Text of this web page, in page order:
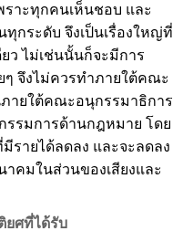
ราะทุกคนเห็นชอบ และ
ทุกระดับ จึงเป็นเรื่องใหญ่ที่
ว ไม่เช่นนั้นก็จะมีการ
ๆ จึงไม่ควรทำภายใต้คณะ
ายใต้คณะอนุกรรมาธิการ
รมการด้านกฎหมาย โดย
รายได้ลดลง และจะลดลง
าคมในส่วนของเสียงและ
ยศที่ได้รับ